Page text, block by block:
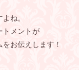
ね。
トメントが
お伝えします！